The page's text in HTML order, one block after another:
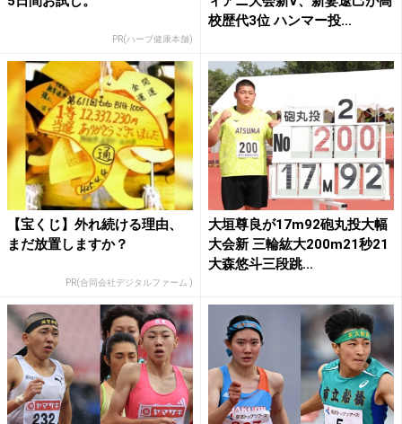
PR(ハーブ健康本舗)
校歴代3位 ハンマー投...
【宝くじ】外れ続ける理由、
まだ放置しますか？
PR(合同会社デジタルファーム )
大垣尊良が17m92砲丸投大幅
大会新 三輪紘大200m21秒21
大森悠斗三段跳...